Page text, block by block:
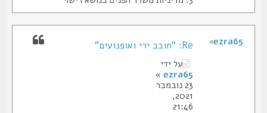
Re: "חובב ירי ואופנועים"
על ידי
ezra65
»
23 נובמבר
2021,
21:46
ezra65